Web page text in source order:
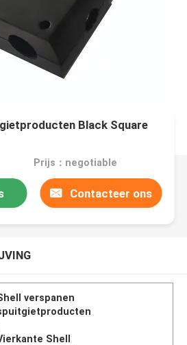
Black Square
Prijs：negotiable
Contacteer ons
verspanen
Shell